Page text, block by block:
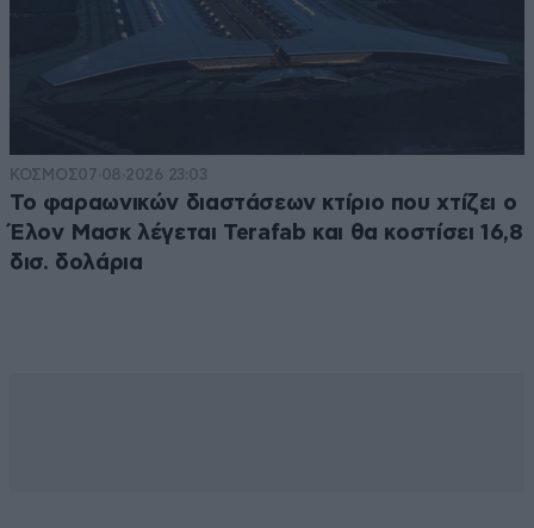
ΚΟΣΜΟΣ07·08·2026 23:03
Το φαραωνικών διαστάσεων κτίριο που χτίζει ο
Έλον Μασκ λέγεται Terafab και θα κοστίσει 16,8
δισ. δολάρια